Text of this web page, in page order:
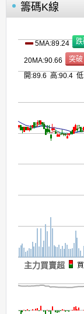
籌碼K線
5MA:89.24
20MA:90.66
開:89.6 高:90.4
主力買賣超